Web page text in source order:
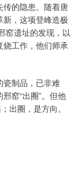
传的隐患。随着唐
，这项登峰造极
窑遗址的发现，以
烧工作，他们师承
瓷制品，已非难
窑“出圈”。但他
出圈，是方向。